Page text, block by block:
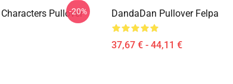
Pullover
-20% DandaDan Pullover Felpa
37,67 € - 44,11 €